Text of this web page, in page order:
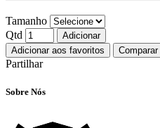
Tamanho
Qtd
Adicionar
Adicionar aos favoritos
Partilhar
Sobre Nós